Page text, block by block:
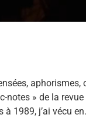
notes » de la
1989, j’ai vécu